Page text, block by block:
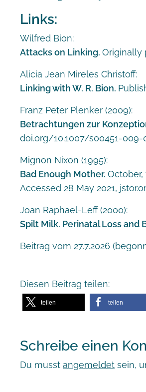
Links:
Wilfred Bion:
Attacks on Linking. Originally
Alicia Jean Mireles Christoff:
Linking with W. R. Bion.
Franz Peter Plenker (2009):
Betrachtungen zur
doi.org/10.1007/s00451-009-
Mignon Nixon (1995):
Bad Enough Mother. October,
Accessed 28 May 2021,
Joan Raphael-Leff (2000):
Spilt Milk. Perinatal Loss and
Beitrag vom 27.7.2026
Diesen Beitrag teilen:
teilen teilen
Schreibe einen
Du musst angemeldet sein,